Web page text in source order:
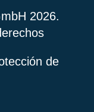
2026.
de